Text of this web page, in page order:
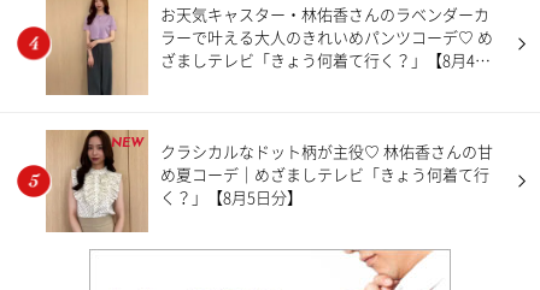
お天気キャスター・林佑香さんのラベンダーカ
ラーで叶える大人のきれいめパンツコーデ♡ め
ざましテレビ「きょう何着て行く？」【8月4日
NEW
クラシカルなドット柄が主役♡ 林佑香さんの甘
め夏コーデ｜めざましテレビ「きょう何着て行
く？」【8月5日分】